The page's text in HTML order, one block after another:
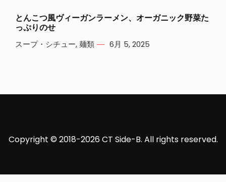
とんこつ風ヴィーガンラーメン、オーガニック野菜た
っぷりのせ
スープ・シチュー,麺類 6月 5, 2025
Copyright © 2018-2026 CT Side-B. All rights reserved.